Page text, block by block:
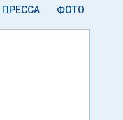
ПРЕССА ФОТО